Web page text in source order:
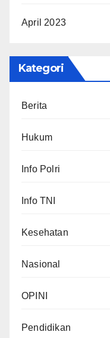
April 2023
Kategori
Berita
Hukum
Info Polri
Info TNI
Kesehatan
Nasional
OPINI
Pendidikan